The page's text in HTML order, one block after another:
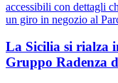
accessibili con dettagli
un giro in negozio al
La Sicilia si rialza
Gruppo Radenza